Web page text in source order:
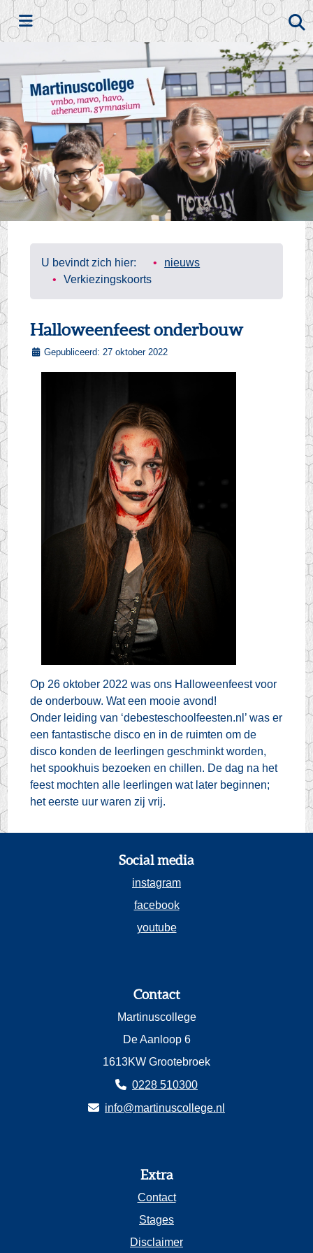
Zoeken
U bevindt zich hier:
nieuws
Verkiezingskoorts
Halloweenfeest onderbouw
Gepubliceerd: 27 oktober 2022
Op 26 oktober 2022 was ons Halloweenfeest voor
de onderbouw. Wat een mooie avond!
Onder leiding van ‘debesteschoolfeesten.nl’ was er
een fantastische disco en in de ruimten om de
disco kondende leerlingen geschminkt worden,
het spookhuis bezoeken en chillen. De dag na het
feest mochten alle leerlingen wat later beginnen;
het eerste uur waren zij vrij.
Social media
instagram
facebook
youtube
Contact
Martinuscollege
De Aanloop 6
1613KW Grootebroek
0228 510300
info@martinuscollege.nl
Extra
Contact
Stages
Disclaimer